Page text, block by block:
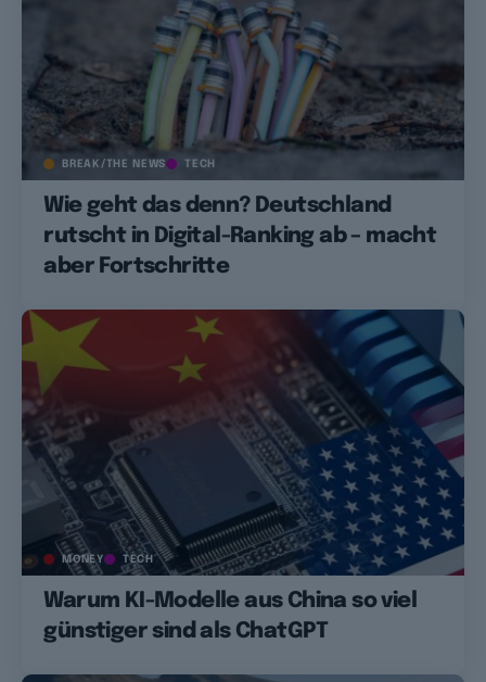
BREAK/THE NEWS TECH
Wie geht das denn? Deutschland
rutscht in Digital-Ranking ab – macht
aber Fortschritte
MONEY TECH
Warum KI-Modelle aus China so viel
günstiger sind als ChatGPT